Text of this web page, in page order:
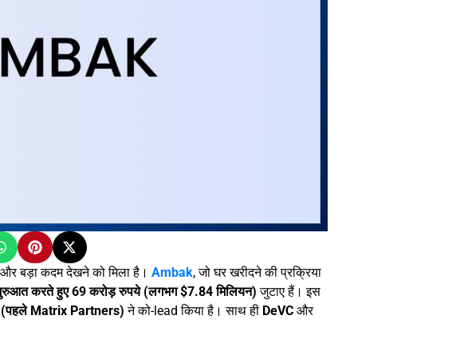
बड़ा कदम देखने को मिला है। Ambak, जो घर खरीदने की प्रक्रिया
करते हुए 69 करोड़ रुपये (लगभग $7.84 मिलियन) जुटाए हैं। इस
Matrix Partners) ने को-lead किया है। साथ ही DeVC और